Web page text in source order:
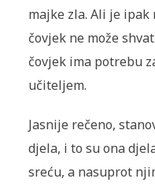
majke zla. Ali je ipak
čovjek ne može
čovjek ima potrebu
učiteljem.
Jasnije rečeno,
djela, i to su ona
sreću, a nasuprot